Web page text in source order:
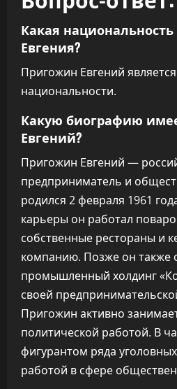
Какая
Евгения?
Пригожин Евгений
национальности.
Какую биографию
Евгений?
Пригожин Евгений —
предприниматель и
родился 2 февраля 1961
карьеры он работал
собственные рестораны и
компанию. Позже он также
промышленный холдинг
своей
Пригожин активно
политической работой. В
фигурантом ряда
работой в сфере